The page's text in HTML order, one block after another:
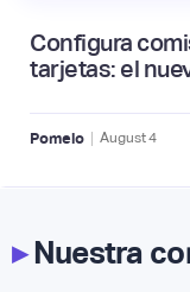
Configura
tarjetas: el
Pomelo | August4
▸Nuestra